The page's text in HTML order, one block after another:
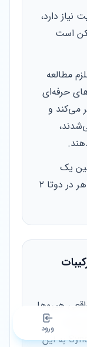
نیاز دارد،
است
مطالعه
حرفه‌ای
می‌کند و
یک
بازیکن معمولی و یک استراتژیست ماهر در دوتا ۲
هیروها
با
یکدیگر ترکیب شود. هم‌افزایی یا Synergy به این
ورود